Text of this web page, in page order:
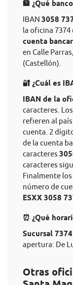
🏦 ¿Qué
IBAN 3058
la oficina 7374
cuenta
en Calle
(Castellón).
🔐 ¿Cuál es
IBAN de la
caracteres.
refieren al
cuenta. 2
de la cuenta
caracteres
caracteres
Finalmente
número de
ESXX 3058
⏰ ¿Qué
Sucursal
apertura: De
Otras